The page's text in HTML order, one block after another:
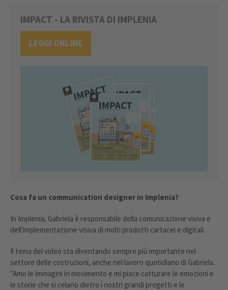
IMPACT - LA RIVISTA DI IMPLENIA
LEGGI ONLINE
Cosa fa un communication designer in Implenia?
In Implenia, Gabriela è responsabile della comunicazione visiva e
dell'implementazione visiva di molti prodotti cartacei e digitali.
Il tema del video sta diventando sempre più importante nel
settore delle costruzioni, anche nel lavoro quotidiano di Gabriela.
"Amo le immagini in movimento e mi piace catturare le emozioni e
le storie che si celano dietro i nostri grandi progetti e le